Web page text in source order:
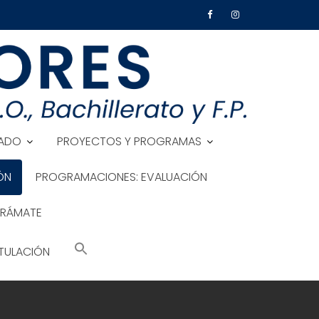
PROYECTOS Y PROGRAMAS
PROGRAMACIONES: EVALUACIÓN